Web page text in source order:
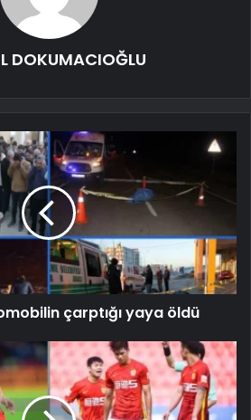
DOKUMACIOĞLU
çarptığı yaya öldü